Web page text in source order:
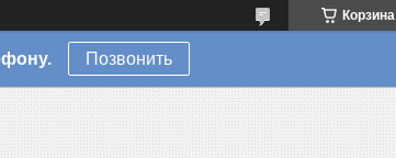
Корзина
Позвонить